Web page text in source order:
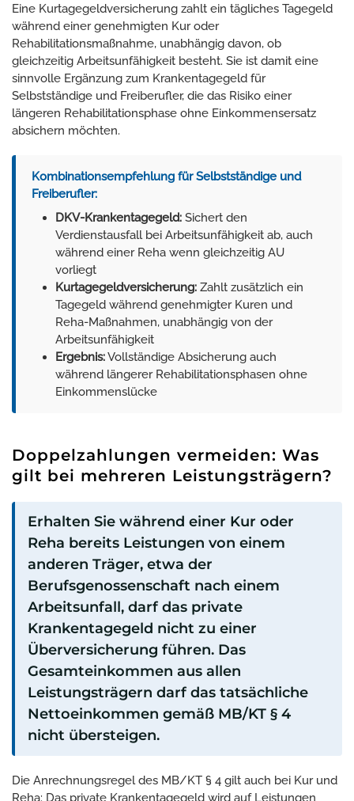
Eine Kurtagegeldversicherung zahlt ein tägliches Tagegeld
während einer genehmigten Kur oder
Rehabilitationsmaßnahme, unabhängig davon, ob
gleichzeitig Arbeitsunfähigkeit besteht. Sie ist damit eine
sinnvolle Ergänzung zum Krankentagegeld für
Selbstständige und Freiberufler, die das Risiko einer
längeren Rehabilitationsphase ohne Einkommensersatz
absichern möchten.
Kombinationsempfehlung für Selbstständige und
Freiberufler:
DKV-Krankentagegeld: Sichert den
Verdienstausfall bei Arbeitsunfähigkeit ab, auch
während einer Reha wenn gleichzeitig AU
vorliegt
Kurtagegeldversicherung: Zahlt zusätzlich ein
Tagegeld während genehmigter Kuren und
Reha-Maßnahmen, unabhängig von der
Arbeitsunfähigkeit
Ergebnis:Vollständige Absicherung auch
während längerer Rehabilitationsphasen ohne
Einkommenslücke
Doppelzahlungen vermeiden: Was
gilt bei mehreren Leistungsträgern?
Erhalten Sie während einer Kur oder
Reha bereits Leistungen von einem
anderen Träger, etwa der
Berufsgenossenschaft nach einem
Arbeitsunfall, darf das private
Krankentagegeld nicht zu einer
Überversicherung führen. Das
Gesamteinkommen aus allen
Leistungsträgern darf das tatsächliche
Nettoeinkommen gemäß MB/KT § 4
nicht übersteigen.
Die Anrechnungsregel des MB/KT § 4 gilt auch bei Kur und
Reha: Das private Krankentagegeld wird auf Leistungen